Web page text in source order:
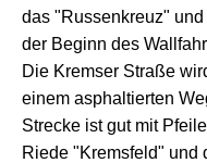
das "Russenkreuz"
der Beginn des
Die Kremser Straße
einem asphaltierten
Strecke ist gut mit
Riede "Kremsfeld" und